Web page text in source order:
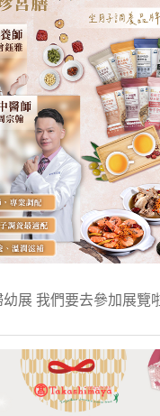
展 我們要去參加展覽